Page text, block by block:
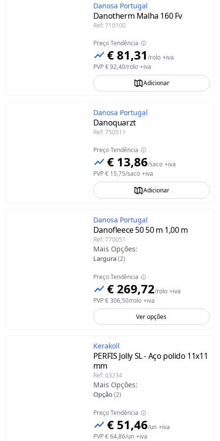
Danosa Portugal
Danotherm Malha 160 Fv
Ref: 710100
Preço Tendência
€ 81,31 /rolo +iva
PVP€ 92,40/rolo +iva
Adicionar
Danosa Portugal
Danoquarzt
Ref: 750511
Preço Tendência
€ 13,86/saco +iva
PVP€ 15,75/saco +iva
Adicionar
Danosa Portugal
Danofleece 50 50 m 1,00 m
Ref: 770051
Mais Opções:
Largura(2)
Preço Tendência
€ 269,72/rolo +iva
PVP€ 306,50/rolo +iva
Ver opções
Kerakoll
PERFIS Jolly SL - Aço polido 11x11
mm
Ref: 03234
Mais Opções:
Opção(2)
Preço Tendência
€ 51,46/un +iva
PVP€ 64,86/un +iva